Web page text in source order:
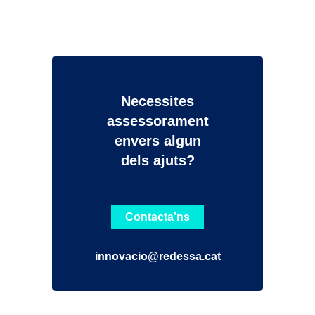
Necessites
assessorament
envers algun
dels ajuts?
Contacta’ns
innovacio@redessa.cat